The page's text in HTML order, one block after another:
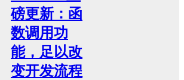
磅更新：函
数调用功
能，足以改
变开发流程